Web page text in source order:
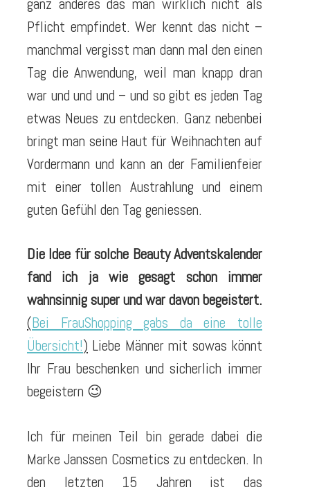
Pflicht empfindet. Wer kennt das nicht –
manchmal vergisst man dann mal den einen
Tag die Anwendung, weil man knapp dran
war und und und – und so gibt es jeden Tag
etwas Neues zu entdecken. Ganz nebenbei
bringt man seine Haut für Weihnachten auf
Vordermann und kann an der Familienfeier
mit einer tollen Austrahlung und einem
guten Gefühl den Tag geniessen.
Die Idee für solche Beauty Adventskalender
fand ich ja wie gesagt schon immer
wahnsinnig super und war davon begeistert.
(Bei FrauShopping gabs da eine tolle
Übersicht!) Liebe Männer mit sowas könnt
Ihr Frau beschenken und sicherlich immer
begeistern 😉
Ich für meinen Teil bin gerade dabei die
Marke Janssen Cosmetics zu entdecken. In
den letzten 15 Jahren ist das